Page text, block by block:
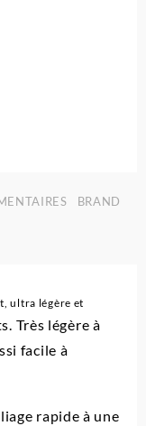
BRAND
ultra légère et
Très légère à
facile à
rapide à une